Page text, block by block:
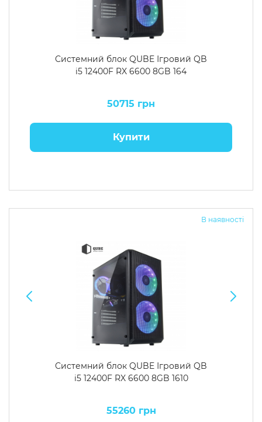
Системний блок QUBE Ігровий QB
i5 12400F RX 6600 8GB 164
50715 грн
Купити
В наявності
Системний блок QUBE Ігровий QB
i5 12400F RX 6600 8GB 1610
55260 грн